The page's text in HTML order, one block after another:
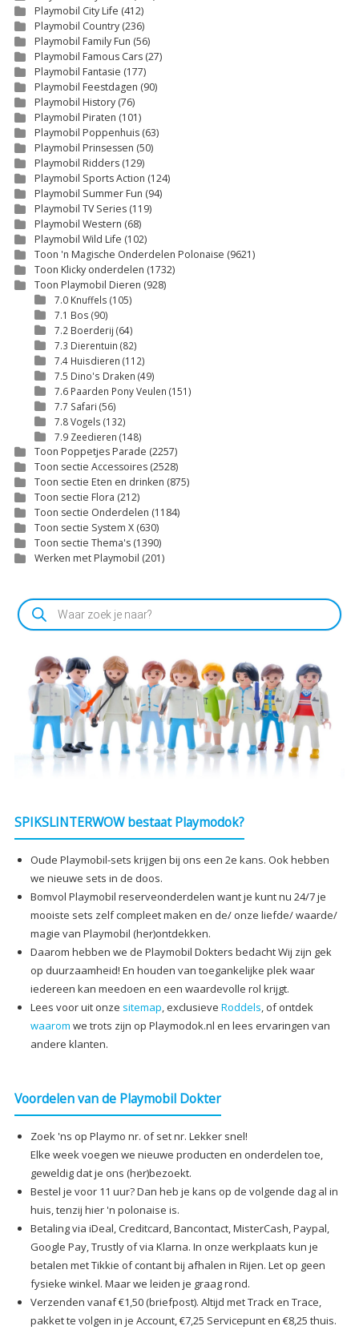
Playmobil City Life (412)
Playmobil Country (236)
Playmobil Family Fun (56)
Playmobil Famous Cars (27)
Playmobil Fantasie (177)
Playmobil Feestdagen (90)
Playmobil History (76)
Playmobil Piraten (101)
Playmobil Poppenhuis (63)
Playmobil Prinsessen (50)
Playmobil Ridders (129)
Playmobil Sports Action (124)
Playmobil Summer Fun (94)
Playmobil TV Series (119)
Playmobil Western (68)
Playmobil Wild Life (102)
Toon 'n Magische Onderdelen Polonaise (9621)
Toon Klicky onderdelen (1732)
Toon Playmobil Dieren (928)
7.0 Knuffels (105)
7.1 Bos (90)
7.2 Boerderij (64)
7.3 Dierentuin (82)
7.4 Huisdieren (112)
7.5 Dino's Draken (49)
7.6 Paarden Pony Veulen (151)
7.7 Safari (56)
7.8 Vogels (132)
7.9 Zeedieren (148)
Toon Poppetjes Parade (2257)
Toon sectie Accessoires (2528)
Toon sectie Eten en drinken (875)
Toon sectie Flora (212)
Toon sectie Onderdelen (1184)
Toon sectie System X (630)
Toon sectie Thema's (1390)
Werken met Playmobil (201)
Producten
zoeken
SPIKSLINTERWOW bestaat Playmodok?
Oude Playmobil-sets krijgen bij ons een 2e kans. Ook hebben
we nieuwe sets in de doos.
Bomvol Playmobil reserveonderdelen want je kunt nu 24/7 je
mooiste sets zelf compleet maken en de/ onze liefde/ waarde/
magie van Playmobil (her)ontdekken.
Daarom hebben we de Playmobil Dokters bedacht Wij zijn gek
op duurzaamheid! En houden van toegankelijke plek waar
iedereen kan meedoen en een waardevolle rol krijgt.
Lees voor uit onze sitemap, exclusieve Roddels, of ontdek
waarom we trots zijn op Playmodok.nl en lees ervaringen van
andere klanten.
Voordelen van de Playmobil Dokter
Zoek 'ns op Playmo nr. of set nr. Lekker snel!
Elke week voegen we nieuwe producten en onderdelen toe,
geweldig dat je ons (her)bezoekt.
Bestel je voor 11 uur? Dan heb je kans op de volgende dag al in
huis, tenzij hier 'n polonaise is.
Betaling via iDeal, Creditcard, Bancontact, MisterCash, Paypal,
Google Pay, Trustly of via Klarna. In onze werkplaats kun je
betalen met Tikkie of contant bij afhalen in Rijen. Let op geen
fysieke winkel. Maar we leiden je graag rond.
Verzenden vanaf €1,50 (briefpost). Altijd met Track en Trace,
pakket te volgen in je Account, €7,25 Servicepunt en €8,25 thuis.